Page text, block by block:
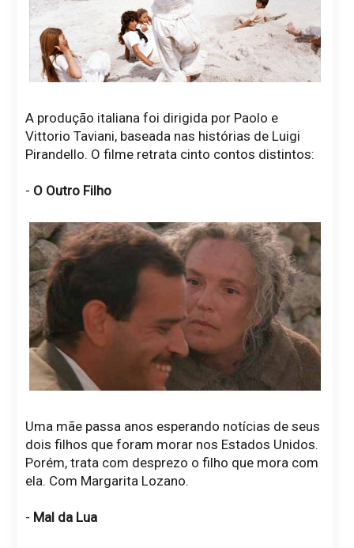
A produção italiana foi dirigida por Paolo e
Vittorio Taviani, baseada nas histórias de Luigi
Pirandello. O filme retrata cinto contos distintos:
- O Outro Filho
Uma mãe passa anos esperando notícias de seus
dois filhos que foram morar nos Estados Unidos.
Porém, trata com desprezo o filho que mora com
ela. Com Margarita Lozano.
- Mal da Lua